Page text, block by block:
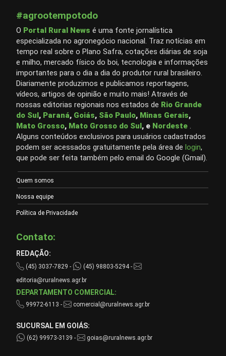
#agrootempotodo
O Portal Rural News é uma fonte jornalística
especializada no agronegócio nacional. Traz notícias em
tempo real sobre o Plano Safra, cotações diárias de soja
e milho, mercado físico do boi, tecnologia e informações
importantes para o dia a dia do produtor rural brasileiro.
Diariamente produzimos e publicamos reportagens,
vídeos, artigos de opinião e muito mais! Através de
nossas editorias regionais nos estados de Rio Grande
do Sul, Paraná, Goiás, São Paulo, Minas Gerais,
Mato Grosso, Mato Grosso do Sul, e Nordeste .
Alguns conteúdos exclusivos para usuários cadastrados
podem ser acessados gratuitamente pela área de login,
que pode ser feita também pelo email do Google (Gmail).
Quem somos
Nossa equipe
Política de Privacidade
Contato:
REDAÇÃO:
(45) 3037-7829 -
(45) 98803-5294 -
editoria@ruralnews.agr.br
DEPARTAMENTO COMERCIAL:
99972-6113 - comercial@ruralnews.agr.br
SUCURSAL EM GOIÁS:
(62) 99973-3139 - goias@ruralnews.agr.br